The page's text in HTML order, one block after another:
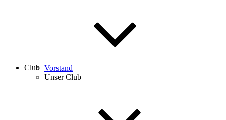
Club Vorstand
Unser Club